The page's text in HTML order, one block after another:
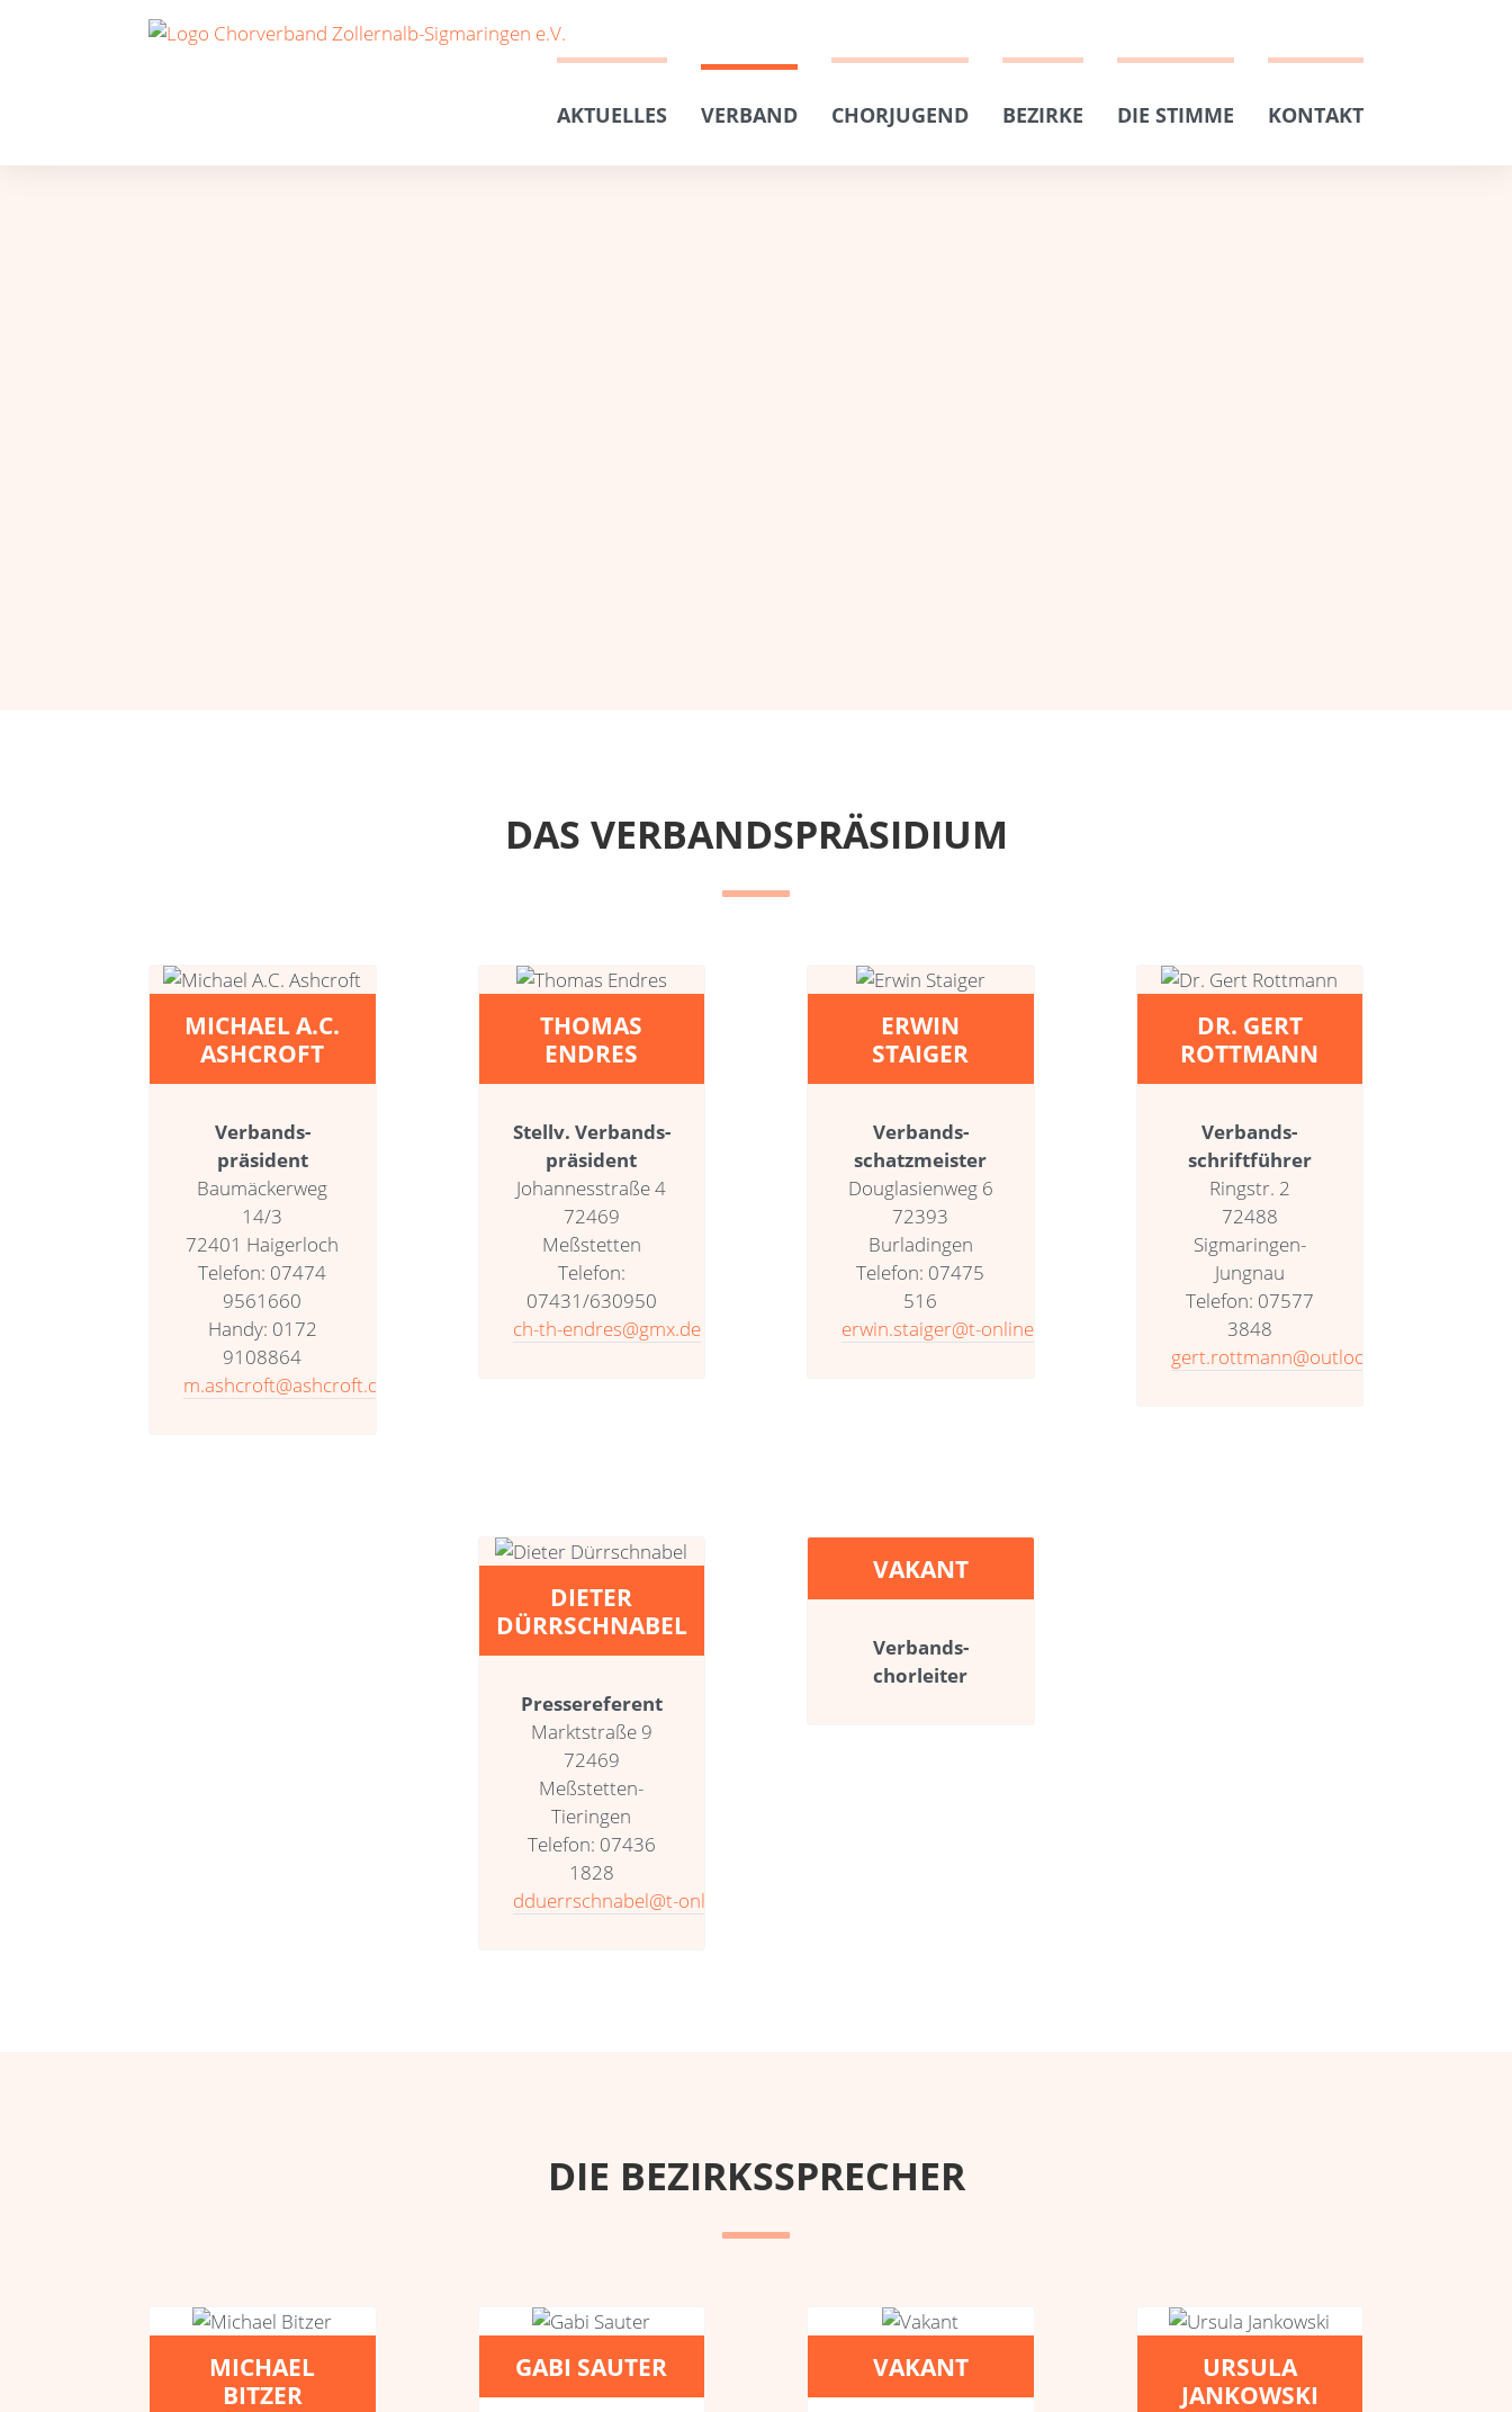
AKTUELLES VERBAND CHORJUGEND BEZIRKE DIE STIMME KONTAKT
DAS VERBANDSPRÄSIDIUM
MICHAEL A.C.
ASHCROFT
Verbands­
präsident
Baumäckerweg
14/3
72401 Haigerloch
Telefon: 07474
9561660
Handy: 0172
9108864
m.ashcroft@ashcroft.de
THOMAS
ENDRES
Stellv. Verbands­
präsident
Johannesstraße 4
72469
Meßstetten
Telefon:
07431/630950
ch-th-endres@gmx.de
ERWIN
STAIGER
Verbands­
schatzmeister
Douglasienweg 6
72393
Burladingen
Telefon: 07475
516
erwin.staiger@t-online.de
DR. GERT
ROTTMANN
Verbands­
schriftführer
Ringstr. 2
72488
Sigmaringen-
Jungnau
Telefon: 07577
3848
gert.rottmann@outlook.com
DIETER
DÜRRSCHNABEL
Pressereferent
Marktstraße 9
72469
Meßstetten-
Tieringen
Telefon: 07436
1828
dduerrschnabel@t-online.de
VAKANT
Verbands­
chorleiter
DIE BEZIRKSSPRECHER
MICHAEL
BITZER
GABI SAUTER VAKANT
URSULA
JANKOWSKI